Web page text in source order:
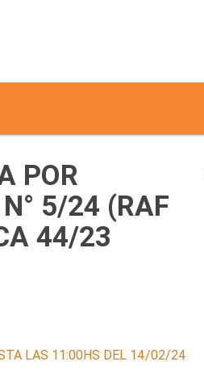
POR
5/24 (RAF
44/23
LAS 11:00HS DEL 14/02/24